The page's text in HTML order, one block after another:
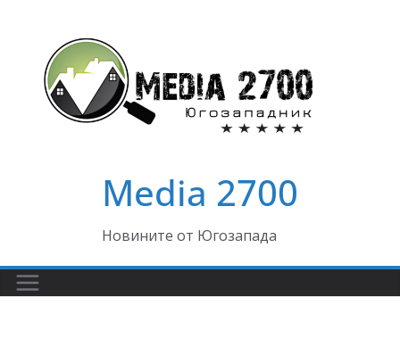
content
Media 2700
Новините от Югозапада